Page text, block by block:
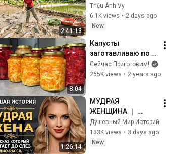
2:41:13
Fish for a New Pond
| Trieu Anh Vy
Harvest Farm
Triệu Ánh Vy
6.1K views • 2 days ago
New
8:04
Капусты
заготавливаю по
50 банок на зиму: 3
самых лучших
Приготовим!"
Сейчас Приготовим!
265K views • 2 years ago
1:26:14
МУДРАЯ
ЖЕНЩИНА ｜
Рассказ, который
трогает до
глубины души.
Душевный Мир Историй
133K views • 3 days ago
New